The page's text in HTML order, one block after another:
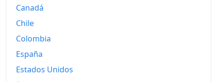
Canadá
Chile
Colombia
España
Estados Unidos